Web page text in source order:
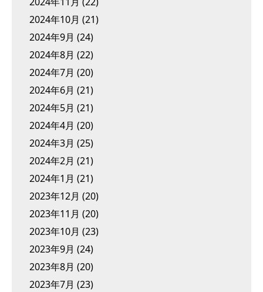
2024年10月 (21)
2024年9月 (24)
2024年8月 (22)
2024年7月 (20)
2024年6月 (21)
2024年5月 (21)
2024年4月 (20)
2024年3月 (25)
2024年2月 (21)
2024年1月 (21)
2023年12月 (20)
2023年11月 (20)
2023年10月 (23)
2023年9月 (24)
2023年8月 (20)
2023年7月 (23)